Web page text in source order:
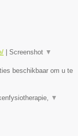
| Screenshot ▼
beschikbaar om u te
▼